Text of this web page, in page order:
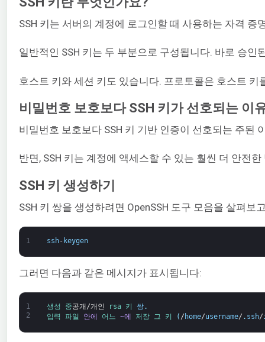
SSH 키는 서버의 계정에 로그인할 때 사용하는 자격
일반적인 SSH 키는 두 부분으로 구성됩니다. 바로 승
호스트 키와 세션 키도 있습니다. 프로토콜은 호스트
비밀번호 보호보다 SSH 키가 선호되는 이
비밀번호 보호보다 SSH 키 기반 인증이 선호되는 주
반면, SSH 키는 계정에 액세스할 수 있는 훨씬 더 안전
SSH 키 생성하기
SSH 키 쌍을 생성하려면 OpenSSH 도구 모음을 살펴
1 ssh- keygen
그러면 다음과 같은 메시지가 표시됩니다:
1
2
생성 중공개 /개인 rsa 키 쌍.
입력 파일 안에 어느 ~에 저장 그 키 ( / home/username/ . ssh/